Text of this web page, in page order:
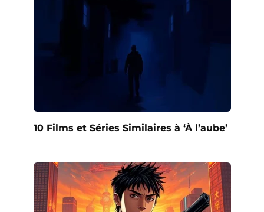
10 Films et Séries Similaires à ‘À l’aube’